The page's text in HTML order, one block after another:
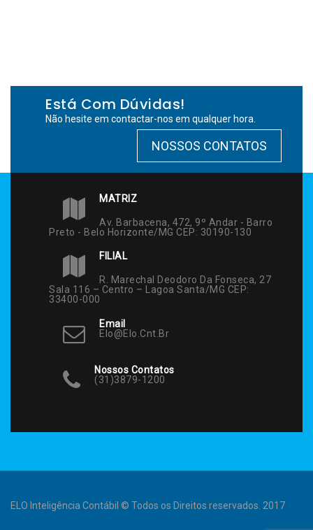
Está Com Dúvidas!
Não hesite em contactar-nos em qualquer hora.
NOSSOS CONTATOS
MATRIZ
Av. Barbacena, 472, 9º Andar - Barro
Preto - Belo Horizonte/MG CEP: 30190-130
FILIAL
R. Marechal Deodoro Da Fonseca, 27
Sala 116 – Centro – Lagoa Santa/MG CEP:
33400-000
Email
Elo@elo.cnt.br
Nossos Contatos
(31)3879-1200
ELO Inteligência Contábil © Todos os Direitos reservados. 2017